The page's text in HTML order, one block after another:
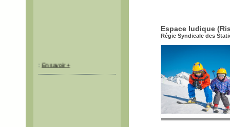
En savoir +
Espace ludique
Régie Syndicale des